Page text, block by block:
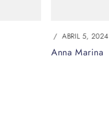
ABRIL 5, 2024
Anna Marina